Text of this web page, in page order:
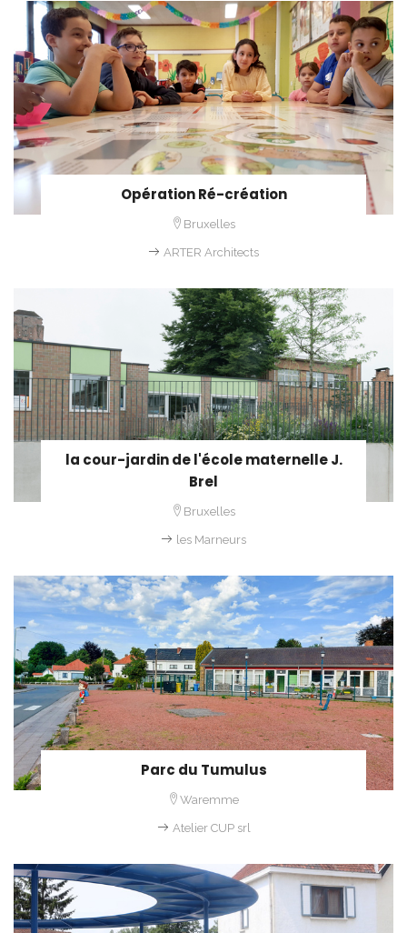
Opération Ré-création
Bruxelles
ARTER Architects
la cour-jardin de l'école maternelle J.
Brel
Bruxelles
les Marneurs
Parc du Tumulus
Waremme
Atelier CUP srl